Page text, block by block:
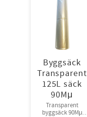
Byggsäck
Transparent
125L säck
90Mμ
Transparent
byggsäck 90Mμ